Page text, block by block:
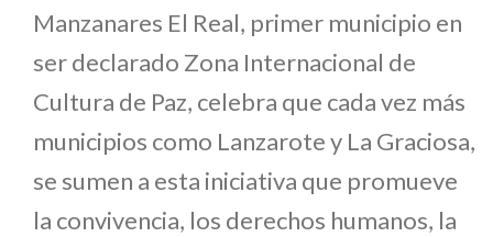
Manzanares El Real, primer municipio en
ser declarado Zona Internacional de
Cultura de Paz, celebra que cada vez más
municipios como Lanzarote y La Graciosa,
se sumen a esta iniciativa que promueve
la convivencia, los derechos humanos, la